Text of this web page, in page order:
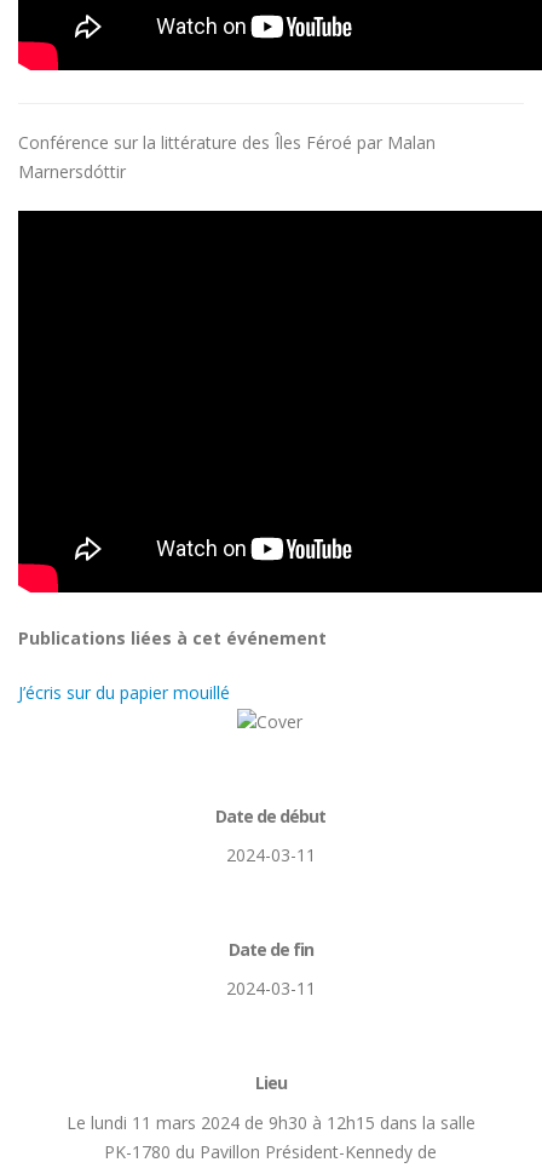
Conférence sur la littérature des Îles Féroé par Malan
Marnersdóttir
Publications liées à cet événement
J’écris sur du papier mouillé
Date de début
2024-03-11
Date de fin
2024-03-11
Lieu
Le lundi 11 mars 2024 de 9h30 à 12h15 dans la salle
PK-1780 du Pavillon Président-Kennedy de